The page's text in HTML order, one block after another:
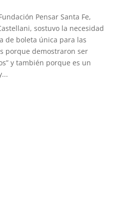
Pensar Santa Fe,
sostuvo la necesidad
de boleta única para las
porque demostraron ser
y también porque es un